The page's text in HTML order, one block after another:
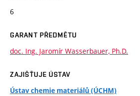
6
GARANT PŘEDMĚTU
doc. Ing. Jaromír Wasserbauer, Ph.D.
ZAJIŠŤUJE ÚSTAV
Ústav chemie materiálů (ÚCHM)